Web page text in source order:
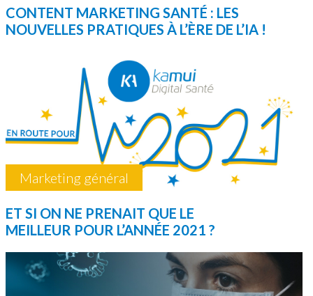
CONTENT MARKETING SANTÉ : LES
NOUVELLES PRATIQUES À L’ÈRE DE L’IA !
Marketing général
ET SI ON NE PRENAIT QUE LE
MEILLEUR POUR L’ANNÉE 2021 ?